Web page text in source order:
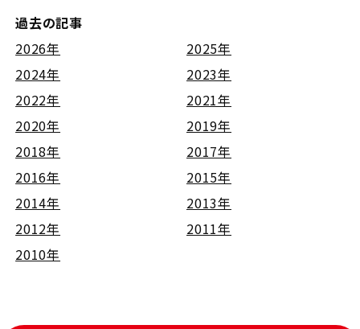
過去の記事
2026年
2025年
2024年
2023年
2022年
2021年
2020年
2019年
2018年
2017年
2016年
2015年
2014年
2013年
2012年
2011年
2010年